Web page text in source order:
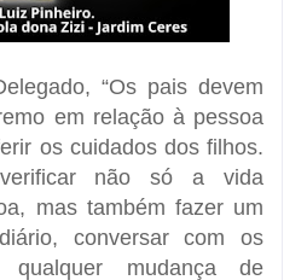
“Os pais devem
em relação à pessoa
os cuidados dos filhos.
não só a vida
mas também fazer um
conversar com os
mudança de